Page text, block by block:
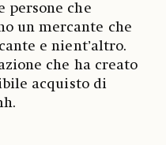
persone che
un mercante che
e nient’altro.
che ha creato
acquisto di